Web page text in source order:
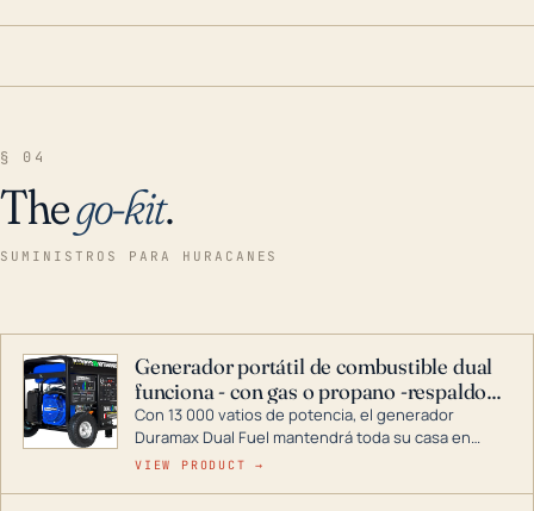
§ 04
Thego-kit.
SUMINISTROS PARA HURACANES
Generador portátil de combustible dual
funciona - con gas o propano -respaldo
para el hogar
Con 13 000 vatios de potencia, el generador
Duramax Dual Fuel mantendrá toda su casa en
funcionamiento durante una tormenta o un corte
VIEW PRODUCT →